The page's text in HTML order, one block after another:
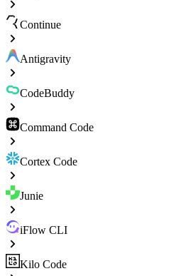
Continue
Antigravity
CodeBuddy
Command Code
Cortex Code
Junie
iFlow CLI
Kilo Code